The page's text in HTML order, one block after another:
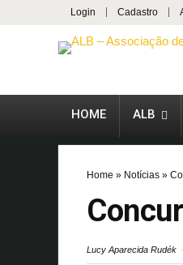
Login Cadastro
HOME ALB
Home » Notícias »
Lucy Aparecida Rudék